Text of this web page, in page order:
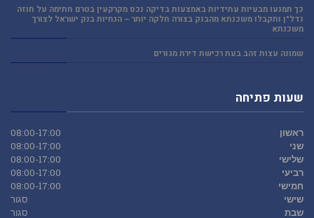
כך תמנעו מבעיות עתידיות באמצעות בדיקה נכס מקרקעין בטרם חתימה על חוזה
נדל"ן ותקבלו משכנתא מהבנק בצורה חלקה יותר – הנחיות בנק ישראל לצורך
משכנתא
שמונה עצות זהב בעת רכישת דירת מגורים
שעות פתיחה
ראשון
08:00-17:00
שני
08:00-17:00
שלישי
08:00-17:00
רביעי
08:00-17:00
חמישי
08:00-17:00
שישי
סגור
שבת
סגור